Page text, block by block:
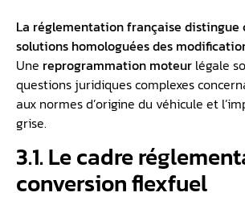
La réglementation française distingue
solutions homologuées des
Une reprogrammation moteur légale
questions juridiques complexes
aux normes d’origine du véhicule et
grise.
3.1. Le cadre
conversion flexfuel